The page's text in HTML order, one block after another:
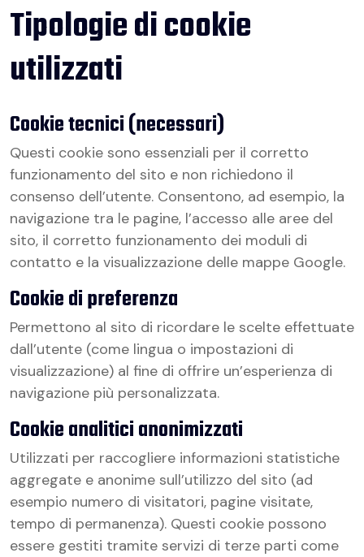
Tipologie di cookie
utilizzati
Cookie tecnici (necessari)
Questi cookie sono essenziali per il corretto
funzionamento del sito e non richiedono il
consenso dell’utente. Consentono, ad esempio, la
navigazione tra le pagine, l’accesso alle aree del
sito, il corretto funzionamento dei moduli di
contatto e la visualizzazione delle mappe Google.
Cookie di preferenza
Permettono al sito di ricordare le scelte effettuate
dall’utente (come lingua o impostazioni di
visualizzazione) al fine di offrire un’esperienza di
navigazione più personalizzata.
Cookie analitici anonimizzati
Utilizzati per raccogliere informazioni statistiche
aggregate e anonime sull’utilizzo del sito (ad
esempio numero di visitatori, pagine visitate,
tempo di permanenza). Questi cookie possono
essere gestiti tramite servizi di terze parti come